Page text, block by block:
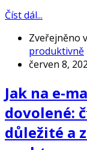
Číst dál...
Zveřejněno v
produktivně
červen 8,
Jak na e-
dovolené:
důležité a